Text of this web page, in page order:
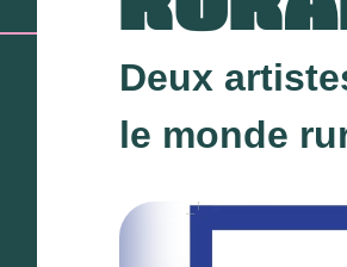
Deux
le monde